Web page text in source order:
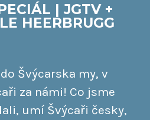
| JGTV +
HEERBRUGG
Švýcarska my, v
za námi! Co jsme
umí Švýcaři česky,